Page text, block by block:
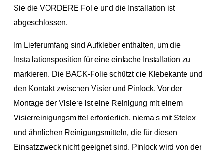
Sie die VORDERE Folie und die Installation ist
abgeschlossen.
Im Lieferumfang sind Aufkleber enthalten, um die
Installationsposition für eine einfache Installation zu
markieren. Die BACK-Folie schützt die Klebekante und
den Kontakt zwischen Visier und Pinlock. Vor der
Montage der Visiere ist eine Reinigung mit einem
Visierreinigungsmittel erforderlich, niemals mit Stelex
und ähnlichen Reinigungsmitteln, die für diesen
Einsatzzweck nicht geeignet sind. Pinlock wird von der